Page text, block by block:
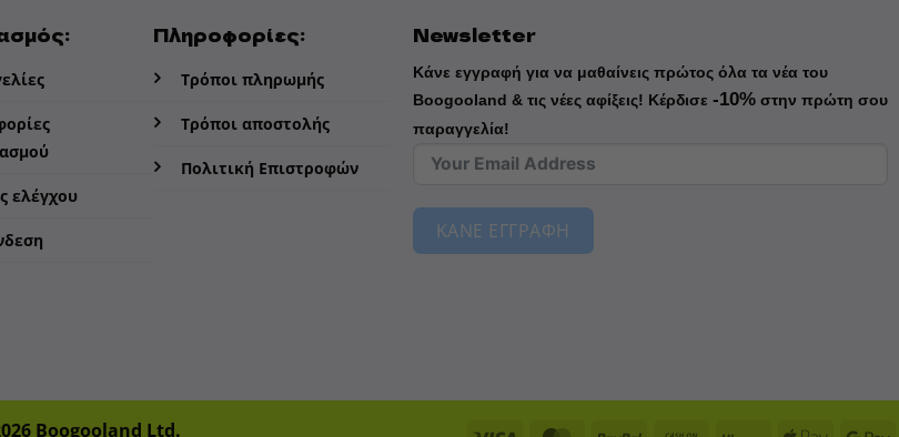
ελέγχου
Πληροφορίες:
Τρόποι πληρωμής
Τρόποι αποστολής
Πολιτική Επιστροφών
Newsletter
Κάνε εγγραφή για να μαθαίνεις πρώτος όλα τα νέα του
Boogooland & τις νέες αφίξεις! Κέρδισε -10%στην πρώτη σου
παραγγελία!
ΚΑΝΕ ΕΓΓΡΑΦΗ
Boogooland Ltd.